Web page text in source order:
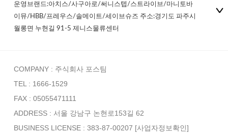
운영브랜드:아치스/사구아로/써니스텝/스트라이브/마니토바
이뮤/HBB/프레우스/솔메이트/세이브슈즈 주소:경기도 파주시
월롱면 누현길 91-5 제니스물류센터
COMPANY : 주식회사 포스팀
TEL : 1666-1529
FAX : 05055471111
ADDRESS : 서울 강남구 논현로153길 62
BUSINESS LICENSE : 383-87-00207 [사업자정보확인]